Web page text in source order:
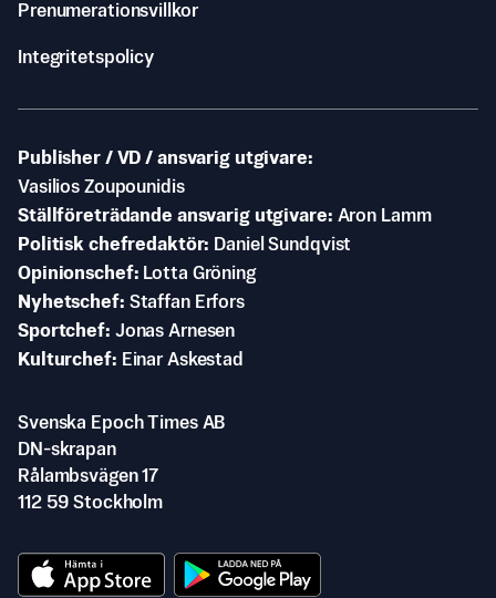
Prenumerationsvillkor
Integritetspolicy
Publisher / VD / ansvarig utgivare
Vasilios Zoupounidis
Ställföreträdande ansvarig utgivare Aron Lamm
Politisk chefredaktör
Daniel Sundqvist
Opinionschef
Lotta Gröning
Nyhetschef Staffan Erfors
Sportchef Jonas Arnesen
Kulturchef
Einar Askestad
Svenska Epoch Times AB
DN-skrapan
Rålambsvägen 17
112 59 Stockholm